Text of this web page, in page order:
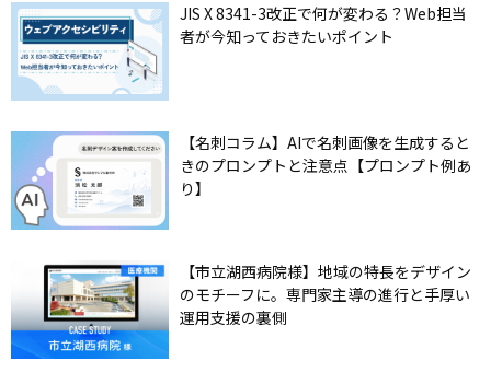
JIS X 8341-3改正で何が変わる？Web担当
者が今知っておきたいポイント
【名刺コラム】AIで名刺画像を生成すると
きのプロンプトと注意点【プロンプト例あ
り】
【市立湖西病院様】地域の特長をデザイン
のモチーフに。専門家主導の進行と手厚い
運用支援の裏側